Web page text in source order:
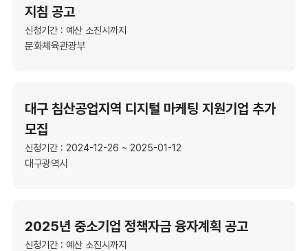
지침 공고
신청기간 : 예산 소진시까지
문화체육관광부
대구 침산공업지역 디지털 마케팅 지원기업 추가
모집
신청기간 : 2024-12-26 ~ 2025-01-12
대구광역시
2025년 중소기업 정책자금 융자계획 공고
신청기간 : 예산 소진시까지